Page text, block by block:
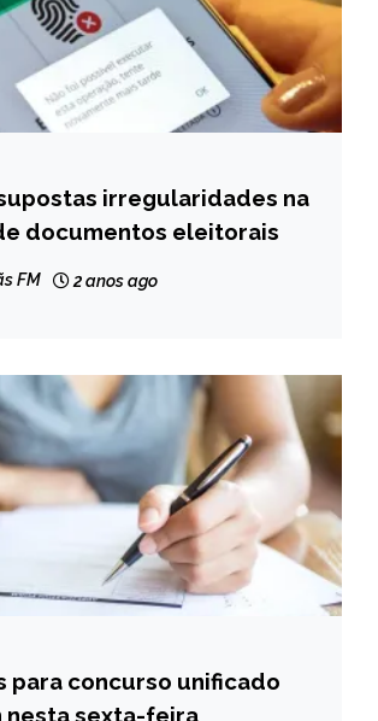
irregularidades na
documentos eleitorais
FM 2 anos ago
para concurso unificado
nesta sexta-feira